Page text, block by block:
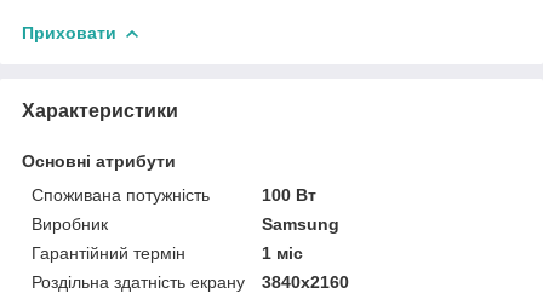
Приховати
Характеристики
Основні атрибути
Споживана потужність
100 Вт
Виробник
Samsung
Гарантійний термін
1 міс
Роздільна здатність екрану
3840x2160